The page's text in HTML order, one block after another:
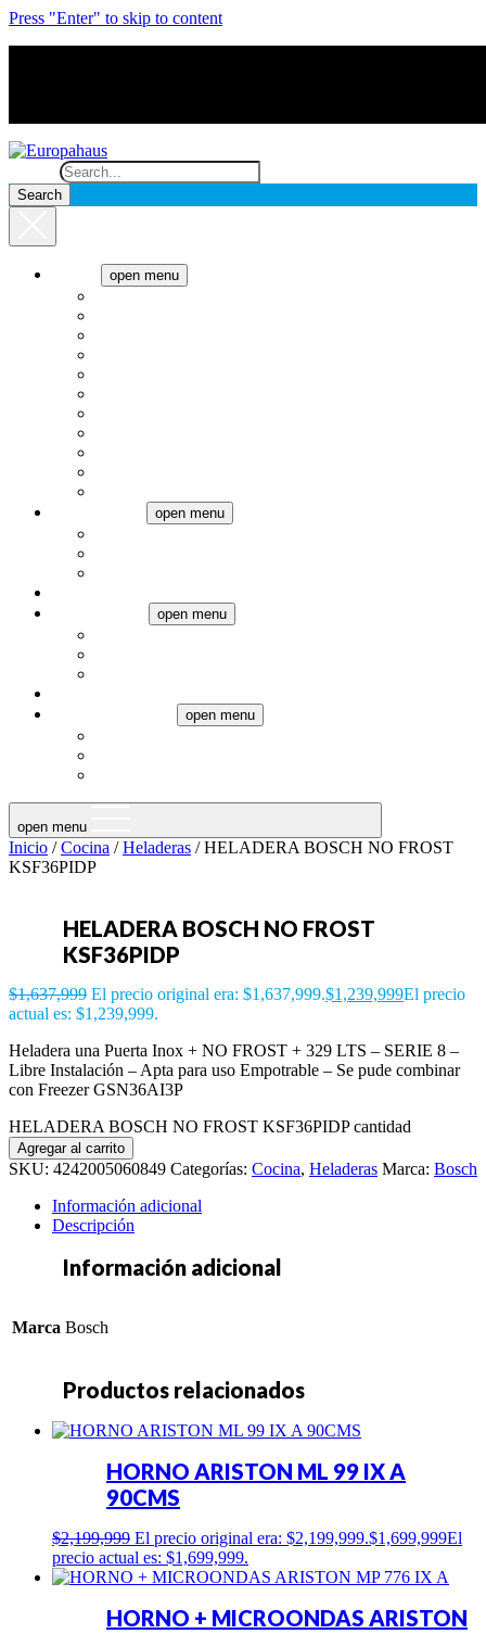
Press "Enter" to skip to content
open menu
open menu
open menu
open menu
open menu
Inicio /Cocina /Heladeras / HELADERA BOSCH NO FROST
KSF36PIDP
HELADERA BOSCH NO FROST
KSF36PIDP
$1,637,999 El precio original era: $1,637,999.$1,239,999El precio
actual es: $1,239,999.
Heladera una Puerta Inox + NO FROST + 329 LTS – SERIE 8 –
Libre Instalación – Apta para uso Empotrable – Se pude combinar
con Freezer GSN36AI3P
HELADERA BOSCH NO FROST KSF36PIDP cantidad
Agregar al carrito
SKU: 4242005060849 Categorías: Cocina, Heladeras Marca: Bosch
Información adicional
Descripción
Información adicional
Marca Bosch
Productos relacionados
HORNO ARISTON ML 99 IX A
90CMS
$2,199,999 El precio original era: $2,199,999.$1,699,999El
precio actual es: $1,699,999.
HORNO + MICROONDAS ARISTON